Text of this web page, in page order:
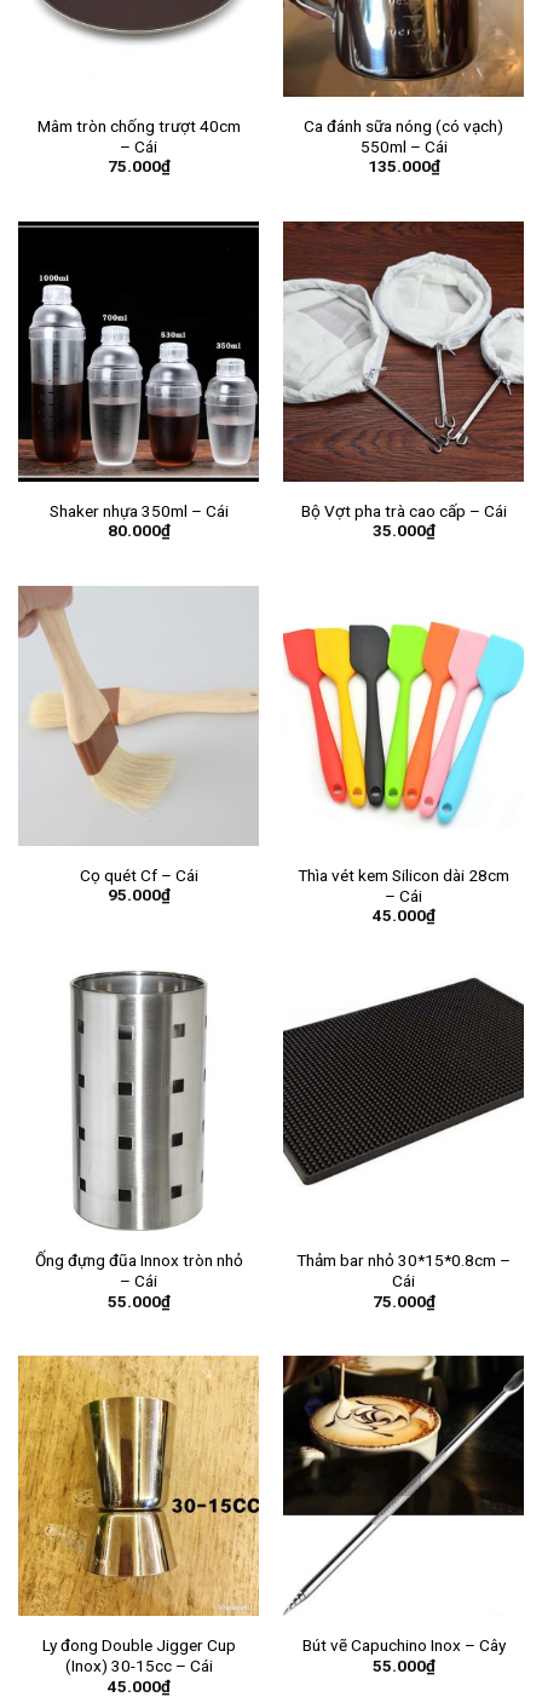
Mâm tròn chống trượt 40cm
– Cái
75.000₫
Ca đánh sữa nóng (có vạch)
550ml – Cái
135.000₫
Shaker nhựa 350ml – Cái
80.000₫
Bộ Vợt pha trà cao cấp – Cái
35.000₫
Cọ quét Cf – Cái
95.000₫
Thìa vét kem Silicon dài 28cm
– Cái
45.000₫
Ống đựng đũa Innox tròn nhỏ
– Cái
55.000₫
Thảm bar nhỏ 30*15*0.8cm –
Cái
75.000₫
Ly đong Double Jigger Cup
(Inox) 30-15cc – Cái
45.000₫
Bút vẽ Capuchino Inox – Cây
55.000₫